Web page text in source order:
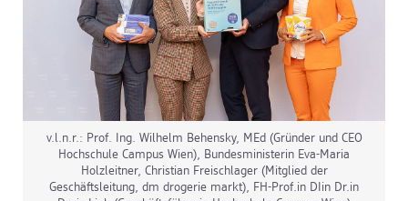
v.l.n.r.: Prof. Ing. Wilhelm Behensky, MEd (Gründer und CEO
Hochschule Campus Wien), Bundesministerin Eva-Maria
Holzleitner, Christian Freischlager (Mitglied der
Geschäftsleitung, dm drogerie markt), FH-Prof.in DIin Dr.in